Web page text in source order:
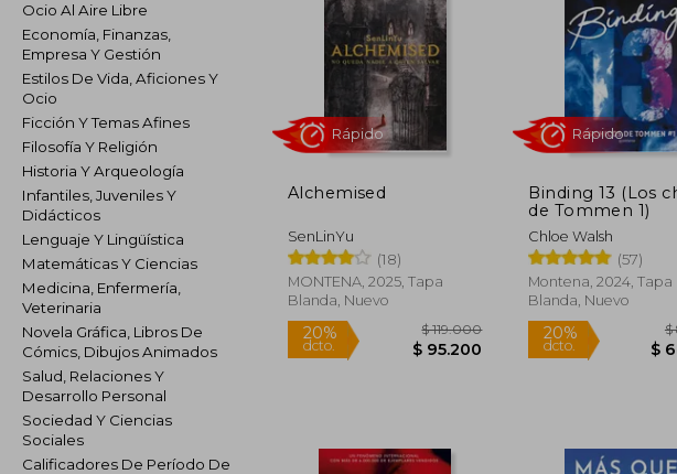
Ocio Al Aire Libre
Economía, Finanzas,
Empresa Y Gestión
Estilos De Vida, Aficiones Y
Ocio
Ficción Y Temas Afines
Filosofía Y Religión
Historia Y Arqueología
Infantiles, Juveniles Y
Didácticos
Lenguaje Y Lingüística
Matemáticas Y Ciencias
Medicina, Enfermería,
Veterinaria
Novela Gráfica, Libros De
Cómics, Dibujos Animados
Salud, Relaciones Y
Desarrollo Personal
Sociedad Y Ciencias
Sociales
Calificadores De Período De
Alchemised
SenLinYu
(18)
MONTENA, 2025, Tapa
Blanda, Nuevo
Rápido
Binding 13 (Los
de Tommen 1)
Chloe Walsh
(57)
Montena, 2024, Tapa
Blanda, Nuevo